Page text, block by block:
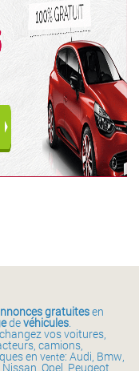
gratuitesen
devéhicules.
vos voitures,
camions,
en vente: Audi, Bmw,
Opel, Peugeot,